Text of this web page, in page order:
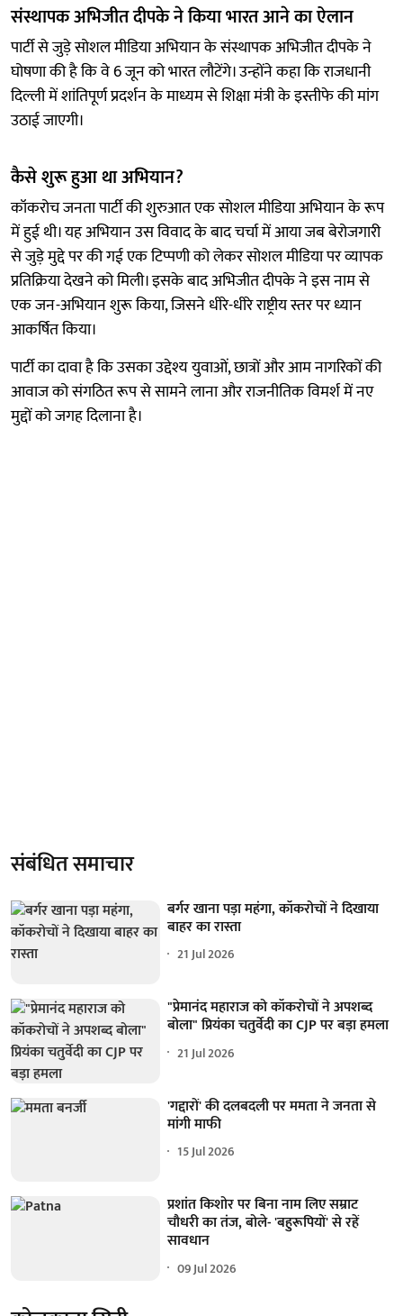
संस्थापक अभिजीत दीपके ने किया भारत आने का ऐलान
पार्टी से जुड़े सोशल मीडिया अभियान के संस्थापक अभिजीत दीपके ने
घोषणा की है कि वे 6 जून को भारत लौटेंगे। उन्होंने कहा कि राजधानी
दिल्ली में शांतिपूर्ण प्रदर्शन के माध्यम से शिक्षा मंत्री के इस्तीफे की मांग
उठाई जाएगी।
कैसे शुरू हुआ था अभियान?
कॉकरोच जनता पार्टी की शुरुआत एक सोशल मीडिया अभियान के रूप
में हुई थी। यह अभियान उस विवाद के बाद चर्चा में आया जब बेरोजगारी
से जुड़े मुद्दे पर की गई एक टिप्पणी को लेकर सोशल मीडिया पर व्यापक
प्रतिक्रिया देखने को मिली। इसके बाद अभिजीत दीपके ने इस नाम से
एक जन-अभियान शुरू किया, जिसने धीरे-धीरे राष्ट्रीय स्तर पर ध्यान
आकर्षित किया।
पार्टी का दावा है कि उसका उद्देश्य युवाओं, छात्रों और आम नागरिकों की
आवाज को संगठित रूप से सामने लाना और राजनीतिक विमर्श में नए
मुद्दों को जगह दिलाना है।
संबंधित समाचार
बर्गर खाना पड़ा महंगा, कॉकरोचों ने दिखाया
बाहर का रास्ता
21 Jul 2026
"प्रेमानंद महाराज को कॉकरोचों ने अपशब्द
बोला" प्रियंका चतुर्वेदी का CJP पर बड़ा हमला
21 Jul 2026
'गद्दारों' की दलबदली पर ममता ने जनता से
मांगी माफी
15 Jul 2026
प्रशांत किशोर पर बिना नाम लिए सम्राट
चौधरी का तंज, बोले- 'बहुरूपियों' से रहें
सावधान
09 Jul 2026